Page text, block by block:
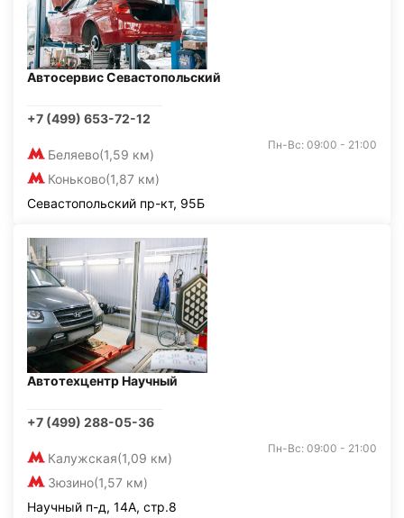
Автосервис Севастопольский
+7 (499) 653-72-12
Беляево(1,59 км)
Коньково(1,87 км)
Пн-Вс: 09:00 - 21:00
Севастопольский пр-кт, 95Б
Автотехцентр Научный
+7 (499) 288-05-36
Калужская(1,09 км)
Зюзино(1,57 км)
Пн-Вс: 09:00 - 21:00
Научный п-д, 14А, стр.8